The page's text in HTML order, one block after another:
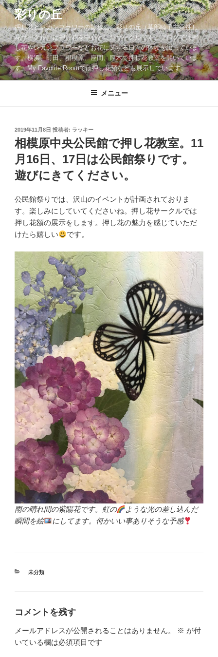
コ
ン
テ
ン
ツ
へ
ス
彩りの丘
押し花とレカンフラワーの散歩道。彩りの丘（草部睦子主宰押し
花サークル）は押し花を中心としたサークルです。ブログでは押
し花やレカンフラワーなどお花に関する日々の体験を綴っていま
す。横浜、町田、相模原、座間、厚木で押し花教室を開いていま
す。My Favorite Roomでは押し花額なども展示しています。
メニュー
投
稿
日:
2019年11月8日 投稿者: ラッキー
相模原中央公民館で押し花教室。11
月16日、17日は公民館祭りです。
遊びにきてください。
公民館祭りでは、沢山のイベントが計画されておりま
す。楽しみにしていてくださいね。押し花サークルでは
押し花額の展示をします。押し花の魅力を感じていただ
けたら嬉しい
です。
雨の晴れ間の紫陽花です。虹の
ような光の差し込んだ
瞬間を絵
にしてます。何かいい事ありそうな予感
カ
未分類
コメントを残す
メールアドレスが公開されることはありません。 ※ が付
いている欄は必須項目です